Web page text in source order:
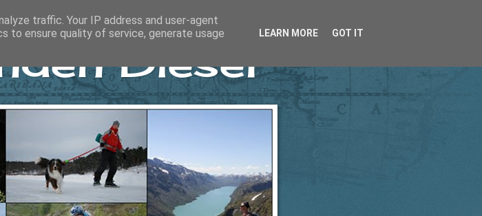
Diesel
traffic. Your IP address and user-agent
to ensure quality of service, generate usage
LEARN MORE GOT IT